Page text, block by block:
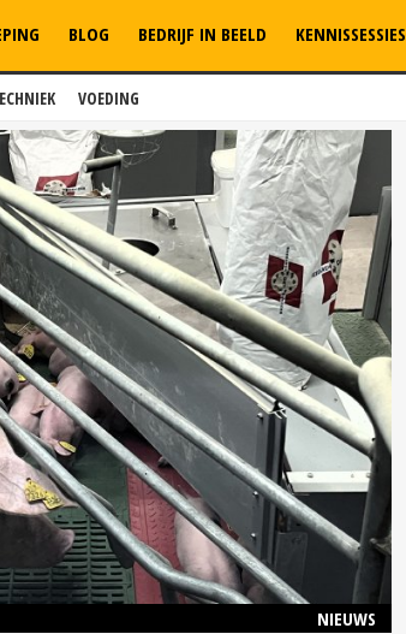
VOEDING
BLOG BEDRIJF IN BEELD KENNISSESSIES
NIEUWS